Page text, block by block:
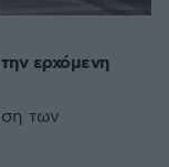
ερχόμενη
των